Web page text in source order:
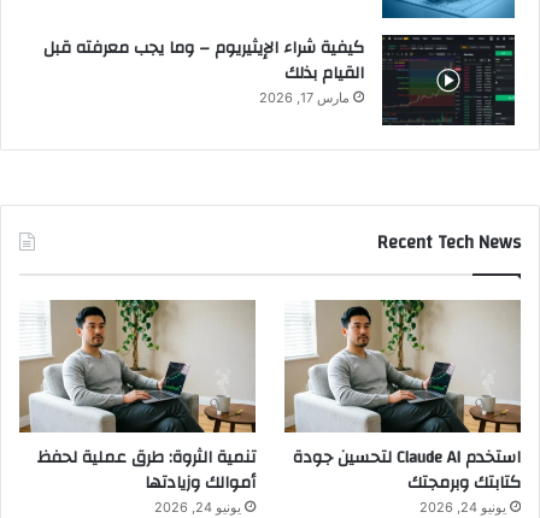
كيفية شراء الإيثيريوم – وما يجب معرفته قبل
القيام بذلك
مارس 17, 2026
Recent Tech News
استخدم Claude AI لتحسين جودة
كتابتك وبرمجتك
يونيو 24, 2026
تنمية الثروة: طرق عملية لحفظ
أموالك وزيادتها
يونيو 24, 2026